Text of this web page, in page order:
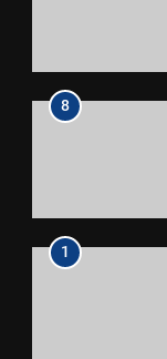
8
1